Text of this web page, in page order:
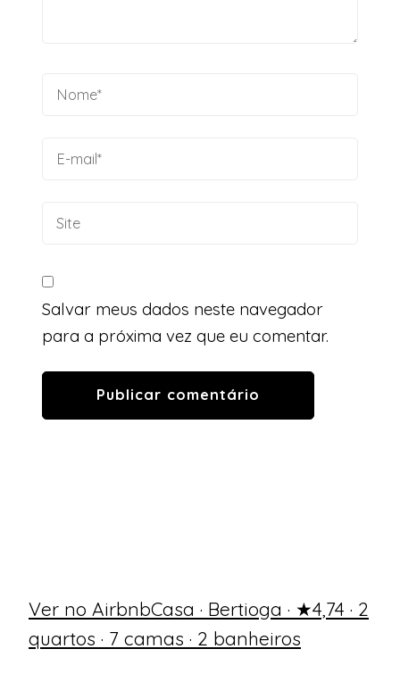
Salvar meus dados neste navegador
para a próxima vez que eu comentar.
Ver no AirbnbCasa · Bertioga · ★4,74 · 2
quartos · 7 camas · 2 banheiros